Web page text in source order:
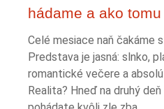
hádame a ako
Celé mesiace naň čakáme
Predstava je jasná: slnko,
romantické večere a
Realita? Hneď na druhý